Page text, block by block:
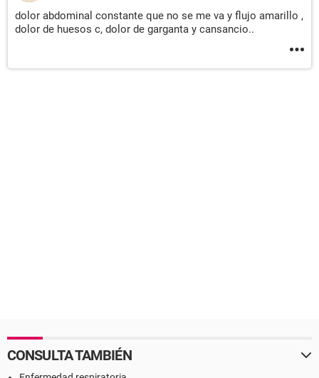
dolor abdominal constante que no se me va y flujo amarillo ,
dolor de huesos c, dolor de garganta y cansancio..
CONSULTA TAMBIÉN